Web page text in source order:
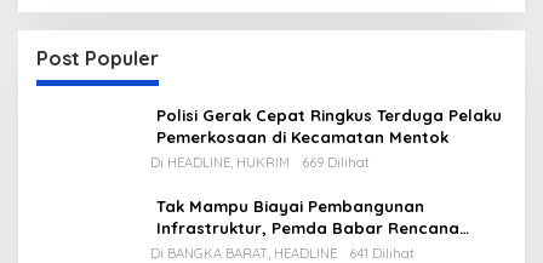
Post Populer
Polisi Gerak Cepat Ringkus Terduga Pelaku
Pemerkosaan di Kecamatan Mentok
Di HEADLINE, HUKRIM 669 Dilihat
Tak Mampu Biayai Pembangunan
Infrastruktur, Pemda Babar Rencana
Utang Rp65 M
Di BANGKA BARAT, HEADLINE 641 Dilihat